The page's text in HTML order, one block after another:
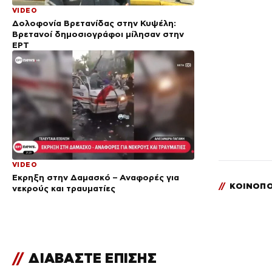
VIDEO
Δολοφονία Βρετανίδας στην Κυψέλη:
Bρετανοί δημοσιογράφοι μίλησαν στην
ΕΡΤ
VIDEO
Έκρηξη στην Δαμασκό – Αναφορές για
νεκρούς και τραυματίες
//
// ΔΙΑΒΑΣΤΕ ΕΠΙΣΗΣ